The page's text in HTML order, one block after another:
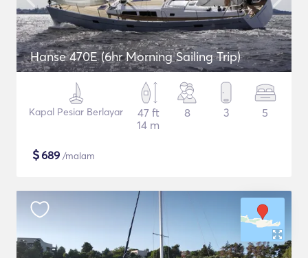
Hanse 470E (6hr Morning Sailing Trip)
Kapal Pesiar Berlayar
47 ft
14 m
8 3 5
$689 /malam